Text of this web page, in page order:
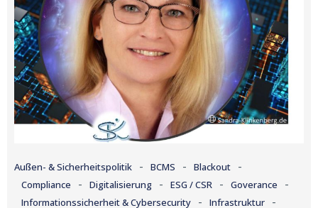
Außen- & Sicherheitspolitik - BCMS - Blackout -
Compliance - Digitalisierung - ESG / CSR - Goverance -
Informationssicherheit & Cybersecurity - Infrastruktur -